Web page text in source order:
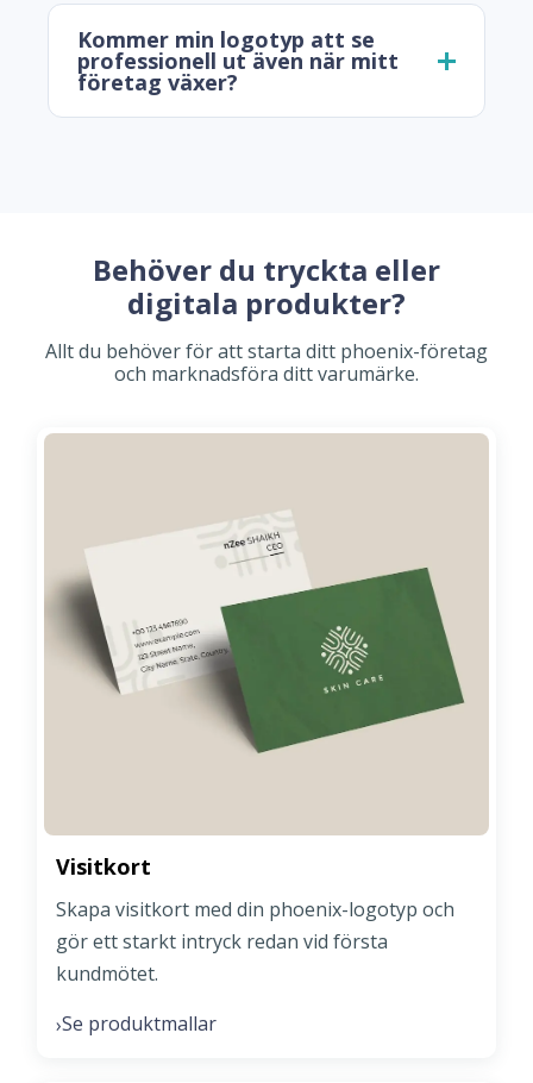
Kommer min logotyp att se
professionell ut även när mitt
företag växer?
Behöver du tryckta eller
digitala produkter?
Allt du behöver för att starta ditt phoenix-företag
och marknadsföra ditt varumärke.
Visitkort
Skapa visitkort med din phoenix-logotyp och
gör ett starkt intryck redan vid första
kundmötet.
›Se produktmallar